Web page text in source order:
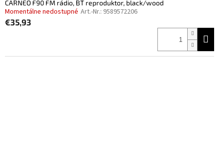
CARNEO F90 FM rádio, BT reproduktor, black/wood
Momentálne nedostupné Art.-Nr.: 9589572206
€35,93